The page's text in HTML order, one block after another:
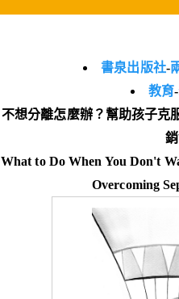
書泉出版社-
教育-
不想分離怎麼辦？幫助孩子克
What to Do When You Don't
Overcoming